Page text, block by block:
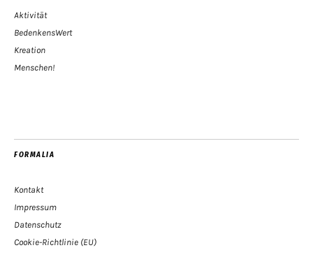
Aktivität
BedenkensWert
Kreation
Menschen!
FORMALIA
Kontakt
Impressum
Datenschutz
Cookie-Richtlinie (EU)